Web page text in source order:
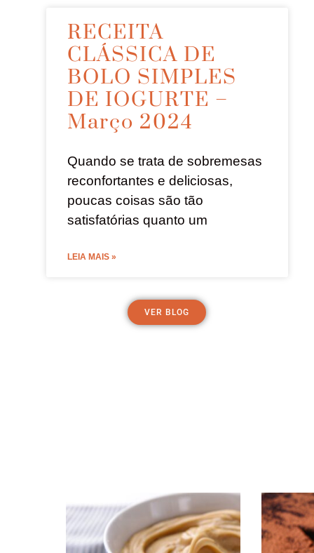
RECEITA
CLÁSSICA DE
BOLO SIMPLES
DE IOGURTE –
Março 2024
Quando se trata de sobremesas
reconfortantes e deliciosas,
poucas coisas são tão
satisfatórias quanto um
LEIA MAIS »
VER BLOG